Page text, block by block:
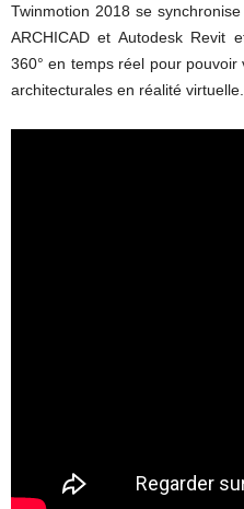
Twinmotion 2018 se
ARCHICAD et Autodesk Revit
360° en temps réel pour
architecturales en réalité virtuelle.